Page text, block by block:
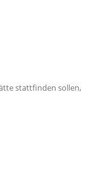
stattfinden sollen,